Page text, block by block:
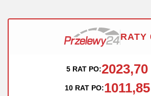
RATY
5 RAT PO:2023,70
10 RAT PO:1011,85